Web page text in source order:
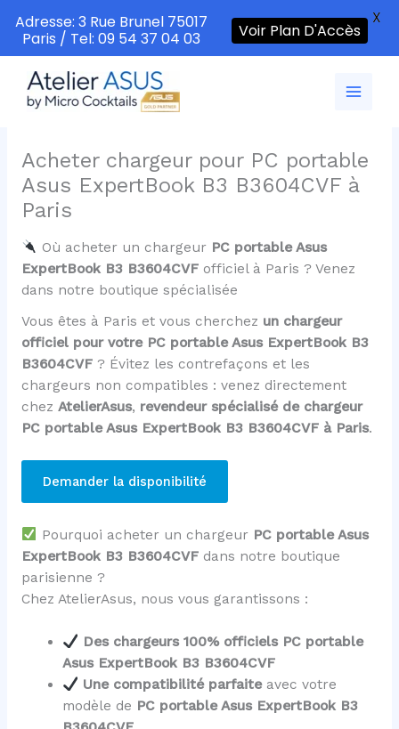
contenu
Acheter chargeur pour PC portable
Asus ExpertBook B3 B3604CVF à
Paris
Où acheter un chargeur PC portable Asus
ExpertBook B3 B3604CVFofficiel à Paris ? Venez
dans notre boutique spécialisée
Vous êtes à Paris et vous cherchez un chargeur
officiel pour votre PC portable Asus ExpertBook B3
B3604CVF? Évitez les contrefaçons et les
chargeurs non compatibles : venez directement
chez AtelierAsus, revendeur spécialisé de chargeur
PC portable Asus ExpertBook B3 B3604CVF à Paris.
Demander la disponibilité
Pourquoi acheter un chargeur PC portable Asus
ExpertBook B3 B3604CVFdans notre boutique
parisienne ?
Chez AtelierAsus, nous vous garantissons :
Des chargeurs 100% officiels PC portable
Asus ExpertBook B3 B3604CVF
Une compatibilité parfaiteavec votre
modèle de PC portable Asus ExpertBook B3
Adresse: 3 Rue Brunel 75017
Paris / Tel: 09 54 37 04 03
Voir Plan D'Accès
X